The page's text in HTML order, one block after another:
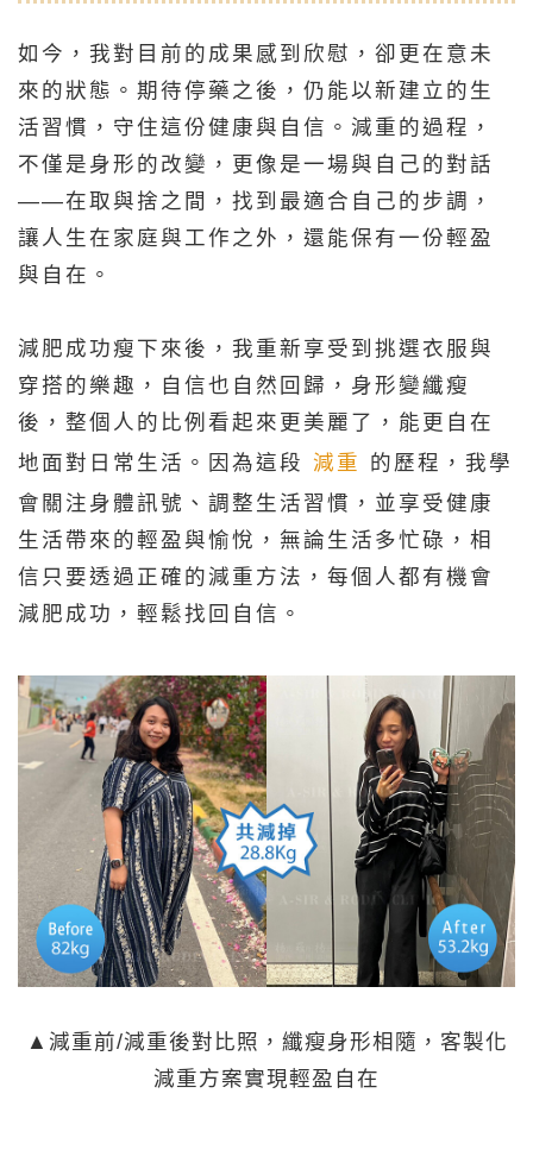
如今，我對目前的成果感到欣慰，卻更在意未
來的狀態。期待停藥之後，仍能以新建立的生
活習慣，守住這份健康與自信。減重的過程，
不僅是身形的改變，更像是一場與自己的對話
——在取與捨之間，找到最適合自己的步調，
讓人生在家庭與工作之外，還能保有一份輕盈
與自在。
減肥成功瘦下來後，我重新享受到挑選衣服與
穿搭的樂趣，自信也自然回歸，身形變纖瘦
後，整個人的比例看起來更美麗了，能更自在
地面對日常生活。因為這段 減重 的歷程，我學
會關注身體訊號、調整生活習慣，並享受健康
生活帶來的輕盈與愉悅，無論生活多忙碌，相
信只要透過正確的減重方法，每個人都有機會
減肥成功，輕鬆找回自信。
▲減重前/減重後對比照，纖瘦身形相隨，客製化
減重方案實現輕盈自在